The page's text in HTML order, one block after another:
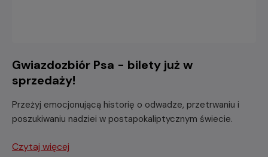
Gwiazdozbiór Psa - bilety już w
sprzedaży!
Przeżyj emocjonującą historię o odwadze, przetrwaniu i
poszukiwaniu nadziei w postapokaliptycznym świecie.
Czytaj więcej